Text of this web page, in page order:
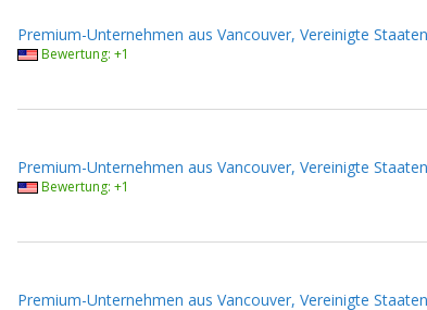
Premium-Unternehmen aus Vancouver, Vereinigte Staaten
Bewertung: +1
Premium-Unternehmen aus Vancouver, Vereinigte Staaten
Bewertung: +1
Premium-Unternehmen aus Vancouver, Vereinigte Staaten